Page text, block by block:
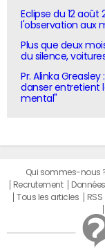
Eclipse du 12
l'observation aux
Plus que deux
du silence,
Pr. Alinka
danser entretient
mental"
Qui sommes-nous
Recrutement
Tous les articles
RSS